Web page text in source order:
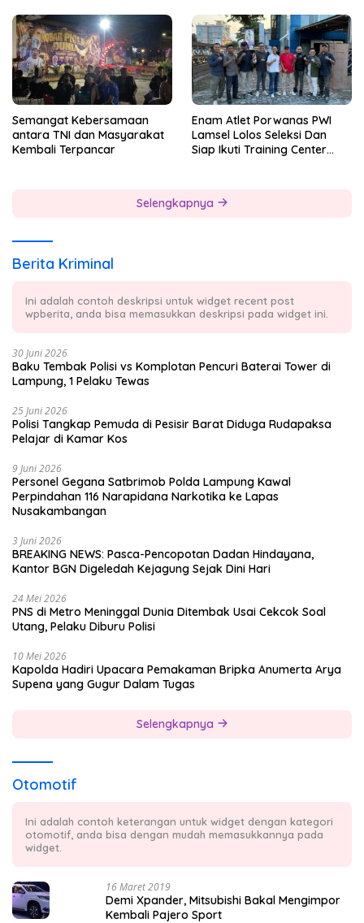
Pol.Rudi Setiawan
Semangat Kebersamaan
antara TNI dan Masyarakat
Kembali Terpancar
Enam Atlet Porwanas PWI
Lamsel Lolos Seleksi Dan
Siap Ikuti Training Center
Selengkapnya
Berita Kriminal
Ini adalah contoh deskripsi untuk widget recent post
wpberita, anda bisa memasukkan deskripsi pada widget ini.
30 Juni 2026
Baku Tembak Polisi vs Komplotan Pencuri Baterai Tower di
Lampung, 1 Pelaku Tewas
25 Juni 2026
Polisi Tangkap Pemuda di Pesisir Barat Diduga Rudapaksa
Pelajar di Kamar Kos
9 Juni 2026
Personel Gegana Satbrimob Polda Lampung Kawal
Perpindahan 116 Narapidana Narkotika ke Lapas
Nusakambangan
3 Juni 2026
BREAKING NEWS: Pasca-Pencopotan Dadan Hindayana,
Kantor BGN Digeledah Kejagung Sejak Dini Hari
24 Mei 2026
PNS di Metro Meninggal Dunia Ditembak Usai Cekcok Soal
Utang, Pelaku Diburu Polisi
10 Mei 2026
Kapolda Hadiri Upacara Pemakaman Bripka Anumerta Arya
Supena yang Gugur Dalam Tugas
Selengkapnya
Otomotif
Ini adalah contoh keterangan untuk widget dengan kategori
otomotif, anda bisa dengan mudah memasukkannya pada
widget.
16 Maret 2019
Demi Xpander, Mitsubishi Bakal Mengimpor
Kembali Pajero Sport